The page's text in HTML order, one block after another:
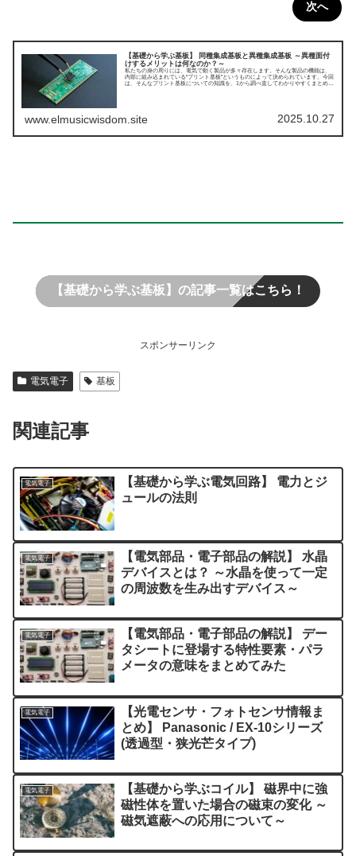
次へ
【基礎から学ぶ基板】 同種集成基板と異種集成基板 ～異種面付
けするメリットは何なのか？～
私たちの身の周りには、電気で動く製品が多々存在します。そんな製品の機能は、
内部に組み込まれている“プリント基板”というものによって決められています。今回
は、そんなプリント基板についての知識を、1から調べ直してわかりやすくまとめて
www.elmusicwisdom.site 2025.10.27
【基礎から学ぶ基板】の記事一覧はこちら！
スポンサーリンク
電気電子 基板
関連記事
電気電子
【基礎から学ぶ電気回路】 電力とジ
ュールの法則
電気電子
【電気部品・電子部品の解説】 水晶
デバイスとは？ ～水晶を使って一定
の周波数を生み出すデバイス～
電気電子
【電気部品・電子部品の解説】 デー
タシートに登場する特性要素・パラ
メータの意味をまとめてみた
電気電子
【光電センサ・フォトセンサ情報ま
とめ】 Panasonic / EX-10シリーズ
(透過型・狭光芒タイプ)
電気電子
【基礎から学ぶコイル】 磁界中に強
磁性体を置いた場合の磁束の変化 ～
磁気遮蔽への応用について～